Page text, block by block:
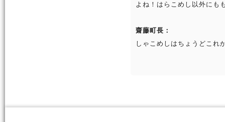
よね！はらこめし以外にも
齋藤町長：
しゃこめしはちょうどこれ